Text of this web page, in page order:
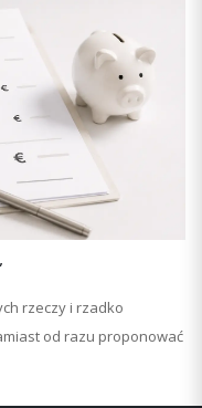
rzeczy i rzadko
od razu proponować